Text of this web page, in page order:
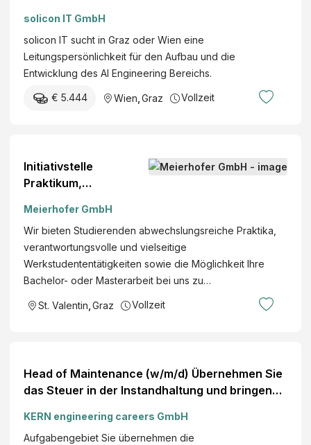
solicon IT GmbH
solicon IT sucht in Graz oder Wien eine
Leitungspersönlichkeit für den Aufbau und die
Entwicklung des AI Engineering Bereichs.
€ 5.444 Wien Graz Vollzeit
Initiativstelle
Praktikum,
Werkstudent (m/w/d)
Österreich Mehrere
Standorte Teilzeit
Praktikum/Werkstudiu
m
Meierhofer GmbH
Wir bieten Studierenden abwechslungsreiche Praktika,
verantwortungsvolle und vielseitige
Werkstudententätigkeiten sowie die Möglichkeit Ihre
Bachelor- oder Masterarbeit bei uns zu…
St. Valentin Graz Vollzeit
Head of Maintenance (w/m/d) Übernehmen Sie
das Steuer in der Instandhaltung und bringen
Umgebung Management / Führung
KERN engineering careers GmbH
Aufgabengebiet Sie übernehmen die